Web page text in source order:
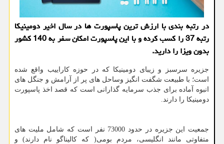
در رتبه بندی با ارزش ترین پاسپورت ها در سال اخیر دومینیكا
رتبه 37 را كسب كرده و با این پاسپورت امكان سفر به 140 كشور
بدون ویزا را دارید.
جزیره سرسبز و زیبای دومینیکا که در حوزه کاراییب واقع شده
است؛ با طبیعت شگفت انگیز وساحل های پر از آرامش و جنگل های
انبوه آماده برای جذب سرمایه گذارانی است که قصد اخذ پاسپورت
دومینیکا را دارند.
جمعیت این جزیره در حدود 73000 نفر است که شامل ملیت های
متفاوتی مانند انگلیسی، مردم بومی( که کالیناگو نام دارند) و